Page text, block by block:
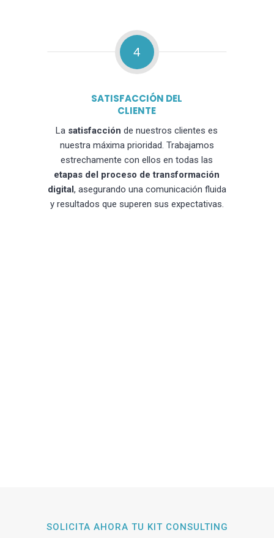
4
SATISFACCIÓN DEL
CLIENTE
La satisfacción de nuestros clientes es
nuestra máxima prioridad. Trabajamos
estrechamente con ellos en todas las
etapas del proceso de transformación
digital, asegurando una comunicación fluida
y resultados que superen sus expectativas.
SOLICITA AHORA TU KIT CONSULTING